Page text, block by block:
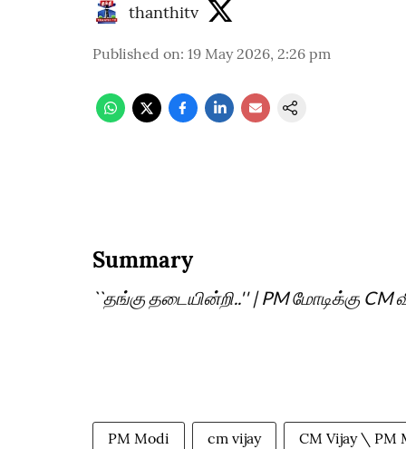
thanthitv
Published on: 19 May 2026, 2:26 pm
Summary
``தங்கு தடையின்றி..'' | PM மோடிக்கு CM
PM Modi cm vijay CM Vijay \ PM